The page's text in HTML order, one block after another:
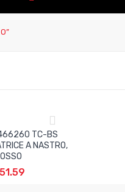
TC-BS
A NASTRO,